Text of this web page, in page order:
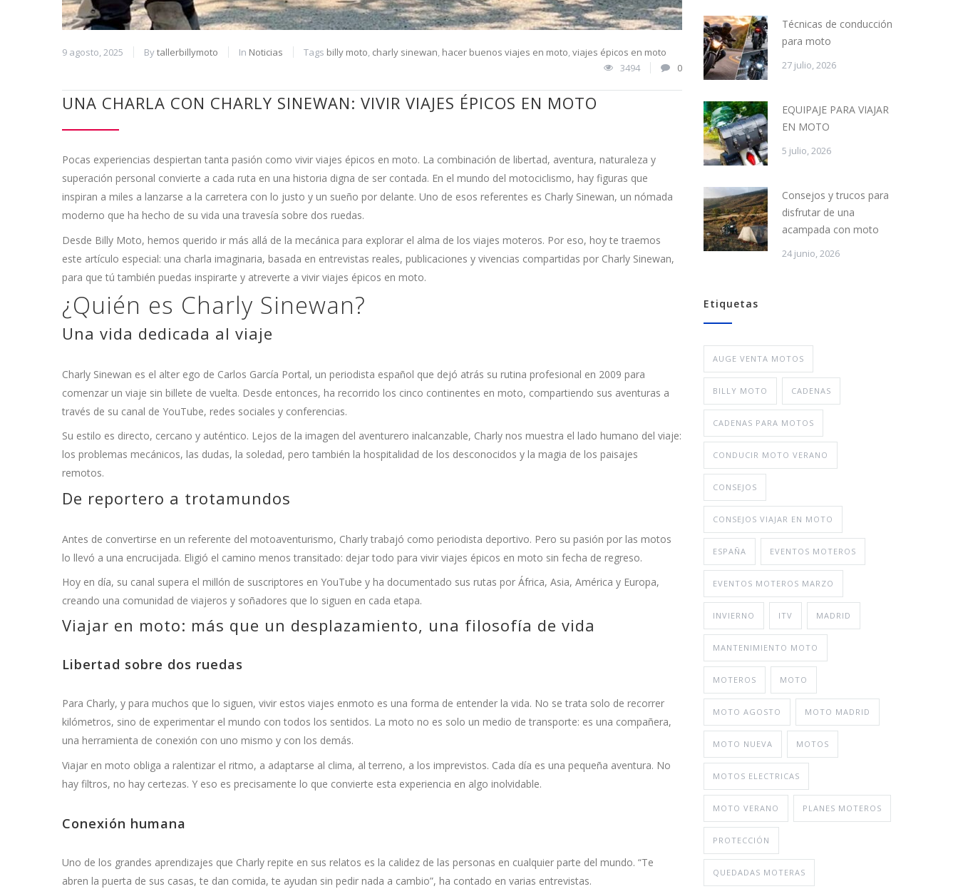
9 agosto, 2025 Bytallerbillymoto In Noticias Tags billy moto, charly sinewan, hacer buenos viajes en moto,viajes épicos en moto
3494
0
UNA CHARLA CON CHARLY SINEWAN: VIVIR VIAJES ÉPICOS EN MOTO
Pocas experiencias despiertan tanta pasión como vivir viajes épicos en moto. La combinación de libertad, aventura, naturaleza y
superación personal convierte a cada ruta en una historia digna de ser contada. En el mundo del motociclismo, hay figuras que
inspiran a miles a lanzarse a la carretera con lo justo y un sueño por delante. Uno de esos referentes es Charly Sinewan, un nómada
moderno que ha hecho de su vida una travesía sobre dos ruedas.
Desde Billy Moto, hemos querido ir más allá de la mecánica para explorar el alma de los viajes moteros. Por eso, hoy te traemos
este artículo especial: una charla imaginaria, basada en entrevistas reales, publicaciones y vivencias compartidas por Charly Sinewan,
para que tú también puedas inspirarte y atreverte a vivir viajes épicos en moto.
¿Quién es Charly Sinewan?
Una vida dedicada al viaje
Charly Sinewan es el alter ego de Carlos García Portal, un periodista español que dejó atrás su rutina profesional en 2009 para
comenzar un viaje sin billete de vuelta. Desde entonces, ha recorrido los cinco continentes en moto, compartiendo sus aventuras a
través de su canal de YouTube, redes sociales y conferencias.
Su estilo es directo, cercano y auténtico. Lejos de la imagen del aventurero inalcanzable, Charly nos muestra el lado humano del viaje:
los problemas mecánicos, las dudas, la soledad, pero también la hospitalidad de los desconocidos y la magia de los paisajes
remotos.
De reportero a trotamundos
Antes de convertirse en un referente del motoaventurismo, Charly trabajó como periodista deportivo. Pero su pasión por las motos
lo llevó a una encrucijada. Eligió el camino menos transitado: dejar todo para vivir viajes épicos en moto sin fecha de regreso.
Hoy en día, su canal supera el millón de suscriptores en YouTube y ha documentado sus rutas por África, Asia, América y Europa,
creando una comunidad de viajeros y soñadores que lo siguen en cada etapa.
Viajar en moto: más que un desplazamiento, una filosofía de vida
Libertad sobre dos ruedas
Para Charly, y para muchos que lo siguen, vivir estos viajes enmoto es una forma de entender la vida. No se trata solo de recorrer
kilómetros, sino de experimentar el mundo con todos los sentidos. La moto no es solo un medio de transporte: es una compañera,
una herramienta de conexión con uno mismo y con los demás.
Viajar en moto obliga a ralentizar el ritmo, a adaptarse al clima, al terreno, a los imprevistos. Cada día es una pequeña aventura. No
hay filtros, no hay certezas. Y eso es precisamente lo que convierte esta experiencia en algo inolvidable.
Conexión humana
Uno de los grandes aprendizajes que Charly repite en sus relatos es la calidez de las personas en cualquier parte del mundo. “Te
abren la puerta de sus casas, te dan comida, te ayudan sin pedir nada a cambio”, ha contado en varias entrevistas.
Técnicas de conducción
para moto
27 julio, 2026
EQUIPAJE PARA VIAJAR
EN MOTO
5 julio, 2026
Consejos y trucos para
disfrutar de una
acampada con moto
24 junio, 2026
Etiquetas
AUGE VENTA MOTOS
BILLY MOTO CADENAS
CADENAS PARA MOTOS
CONDUCIR MOTO VERANO
CONSEJOS
CONSEJOS VIAJAR EN MOTO
ESPAÑA EVENTOS MOTEROS
EVENTOS MOTEROS MARZO
INVIERNO ITV MADRID
MANTENIMIENTO MOTO
MOTEROS MOTO
MOTO AGOSTO MOTO MADRID
MOTO NUEVA MOTOS
MOTOS ELECTRICAS
MOTO VERANO PLANES MOTEROS
PROTECCIÓN
QUEDADAS MOTERAS